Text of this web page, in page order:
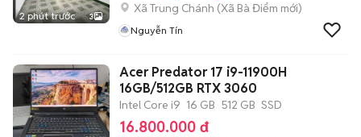
2 phút trước 3
Xã Trung Chánh (Xã Bà Điểm mới)
Nguyễn Tín
Acer Predator 17 i9-11900H
16GB/512GB RTX 3060
Intel Core i9 16 GB 512 GB SSD
16.800.000 đ